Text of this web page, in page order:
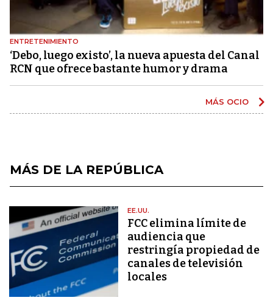
ENTRETENIMIENTO
‘Debo, luego existo’, la nueva apuesta del Canal
RCN que ofrece bastante humor y drama
MÁS OCIO
MÁS DE LA REPÚBLICA
EE.UU.
FCC elimina límite de
audiencia que
restringía propiedad de
canales de televisión
locales